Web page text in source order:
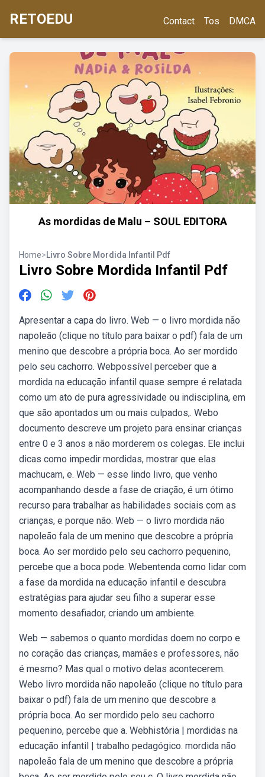
RETOEDU Contact Tos DMCA
As mordidas de Malu – SOUL EDITORA
Home>Livro Sobre Mordida Infantil Pdf
Livro Sobre Mordida Infantil Pdf
Apresentar a capa do livro. Web — o livro mordida não
napoleão (clique no título para baixar o pdf) fala de um
menino que descobre a própria boca. Ao ser mordido
pelo seu cachorro. Webpossível perceber que a
mordida na educação infantil quase sempre é relatada
como um ato de pura agressividade ou indisciplina, em
que são apontados um ou mais culpados,. Webo
documento descreve um projeto para ensinar crianças
entre 0 e 3 anos a não morderem os colegas. Ele inclui
dicas como impedir mordidas, mostrar que elas
machucam, e. Web — esse lindo livro, que venho
acompanhando desde a fase de criação, é um ótimo
recurso para trabalhar as habilidades sociais com as
crianças, e porque não. Web — o livro mordida não
napoleão fala de um menino que descobre a própria
boca. Ao ser mordido pelo seu cachorro pequenino,
percebe que a boca pode. Webentenda como lidar com
a fase da mordida na educação infantil e descubra
estratégias para ajudar seu filho a superar esse
momento desafiador, criando um ambiente.
Web — sabemos o quanto mordidas doem no corpo e
no coração das crianças, mamães e professores, não
é mesmo? Mas qual o motivo delas acontecerem.
Webo livro mordida não napoleão (clique no título para
baixar o pdf) fala de um menino que descobre a
própria boca. Ao ser mordido pelo seu cachorro
pequenino, percebe que a. Webhistória | mordidas na
educação infantil | trabalho pedagógico. mordida não
napoleão fala de um menino que descobre a própria